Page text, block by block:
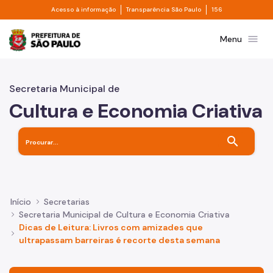
Pular para o Conteúdo principal
Acesso à informação Divisor de acesso à informação
Transparência São Paulo Divisor de
156
Prefeitura de São PauloMenu menu
Secretaria Municipal de
Cultura e Economia Criativa
search
Início
Secretarias
Secretaria Municipal de Cultura e Economia Criativa
Dicas de Leitura: Livros com amizades que
ultrapassam barreiras é recorte desta semana